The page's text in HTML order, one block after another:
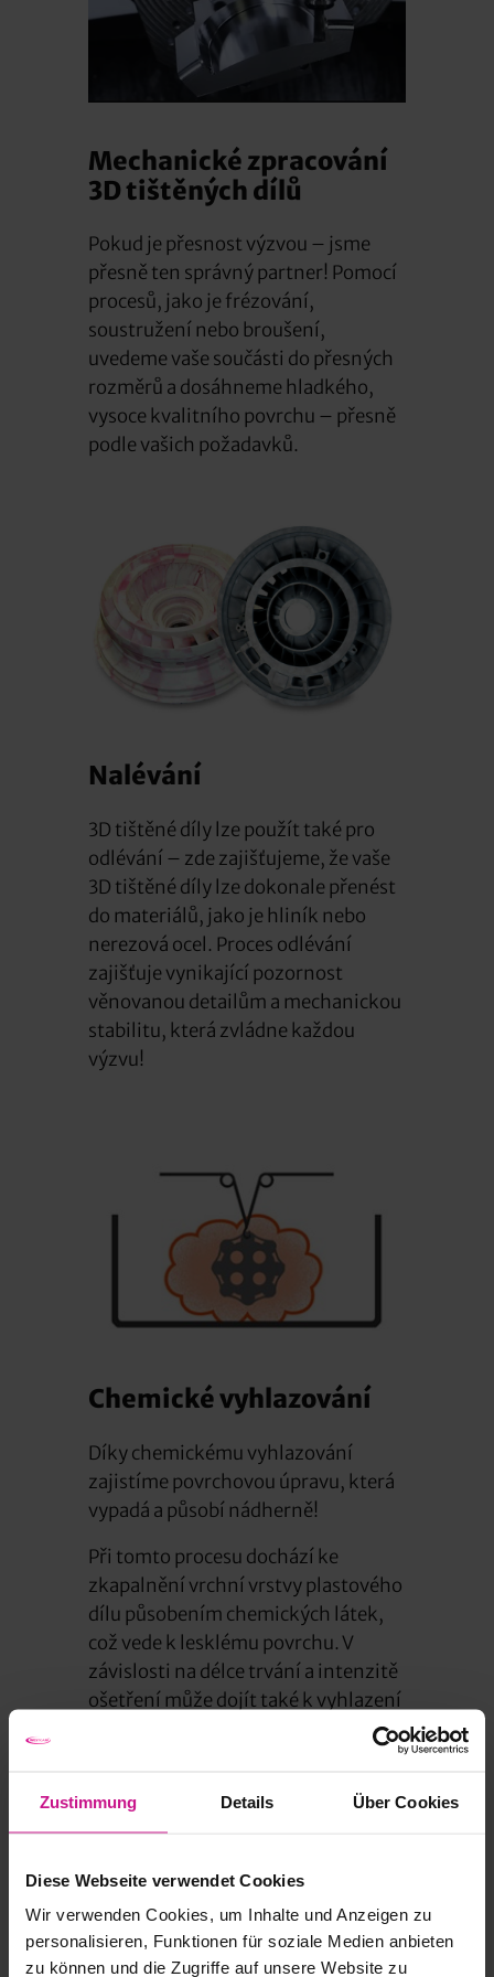
Zustimmung Details Über Cookies
Diese Webseite verwendet Cookies
Wir verwenden Cookies, um Inhalte und Anzeigen zu
personalisieren, Funktionen für soziale Medien anbieten
zu können und die Zugriffe auf unsere Website zu
Mechanické zpracování
3D tištěných dílů
Pokud je přesnost výzvou – jsme
přesně ten správný partner! Pomocí
procesů, jako je frézování,
soustružení nebo broušení,
uvedeme vaše součásti do přesných
rozměrů a dosáhneme hladkého,
vysoce kvalitního povrchu – přesně
podle vašich požadavků.
Nalévání
3D tištěné díly lze použít také pro
odlévání – zde zajišťujeme, že vaše
3D tištěné díly lze dokonale přenést
do materiálů, jako je hliník nebo
nerezová ocel. Proces odlévání
zajišťuje vynikající pozornost
věnovanou detailům a mechanickou
stabilitu, která zvládne každou
výzvu!
Chemické vyhlazování
Díky chemickému vyhlazování
zajistíme povrchovou úpravu, která
vypadá a působí nádherně!
Při tomto procesu dochází ke
zkapalnění vrchní vrstvy plastového
dílu působením chemických látek,
což vede k lesklému povrchu. V
závislosti na délce trvání a intenzitě
ošetření může dojít také k vyhlazení
makroskopické struktury povrchu.